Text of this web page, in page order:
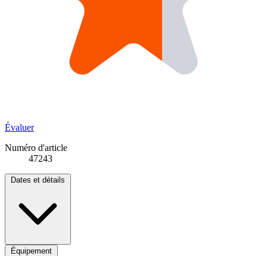
Évaluer
Numéro d'article
47243
Dates et détails
Équipement